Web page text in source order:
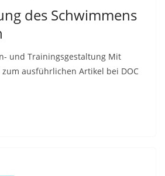
des Schwimmens
und Trainingsgestaltung Mit
ausführlichen Artikel bei DOC